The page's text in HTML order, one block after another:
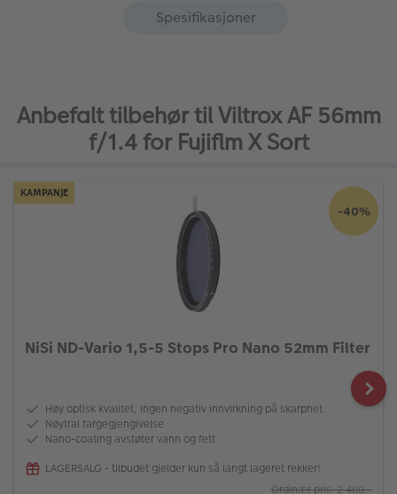
Spesifikasjoner
Anbefalt tilbehør til Viltrox AF 56mm
f/1.4 for Fujiflm X Sort
KAMPANJE
-40%
NiSi ND-Vario 1,5-5 Stops Pro Nano 52mm Filter
Høy optisk kvalitet, ingen negativ innvirkning på skarphet
Nøytral fargegjengivelse
Nano-coating avstøter vann og fett
LAGERSALG - tilbudet gjelder kun så langt lageret rekker!
Ordinær pris 2 488,-